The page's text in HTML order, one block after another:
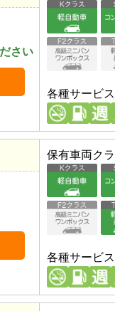
さい
各種サービス
保有車両ク
各種サービス